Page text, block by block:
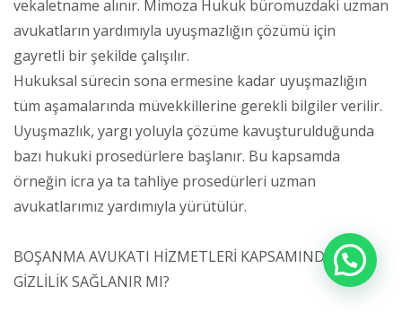
vekaletname alınır. Mimoza Hukuk büromuzdaki uzman
avukatların yardımıyla uyuşmazlığın çözümü için
gayretli bir şekilde çalışılır.
Hukuksal sürecin sona ermesine kadar uyuşmazlığın
tüm aşamalarında müvekkillerine gerekli bilgiler verilir.
Uyuşmazlık, yargı yoluyla çözüme kavuşturulduğunda
bazı hukuki prosedürlere başlanır. Bu kapsamda
örneğin icra ya ta tahliye prosedürleri uzman
avukatlarımız yardımıyla yürütülür.
BOŞANMA AVUKATI HİZMETLERİ KAPSAMINDA
GİZLİLİK SAĞLANIR MI?